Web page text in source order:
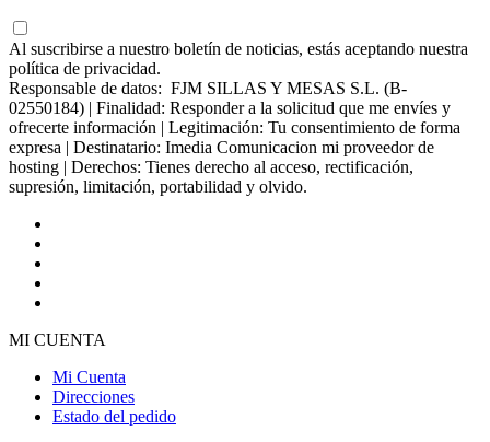
Al suscribirse a nuestro boletín de noticias, estás aceptando nuestra
política de privacidad.
Responsable de datos: FJM SILLAS Y MESAS S.L. (B-
02550184) | Finalidad: Responder a la solicitud que me envíes y
ofrecerte información | Legitimación: Tu consentimiento de forma
expresa | Destinatario: Imedia Comunicacion mi proveedor de
hosting | Derechos: Tienes derecho al acceso, rectificación,
supresión, limitación, portabilidad y olvido.
MI CUENTA
Mi Cuenta
Direcciones
Estado del pedido